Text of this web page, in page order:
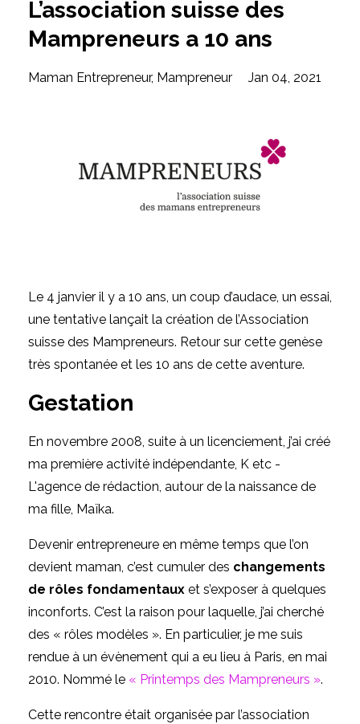
L’association suisse des
Mampreneurs a 10 ans
Maman Entrepreneur Mampreneur Jan 04, 2021
Le 4 janvier il y a 10 ans, un coup d’audace, un essai,
une tentative lançait la création de l’Association
suisse des Mampreneurs. Retour sur cette genèse
très spontanée et les 10 ans de cette aventure.
Gestation
En novembre 2008, suite à un licenciement, j’ai créé
ma première activité indépendante, K etc -
L'agence de rédaction , autour de la naissance de
ma fille, Maïka.
Devenir entrepreneure en même temps que l’on
devient maman, c’est cumuler des changements
de rôles fondamentaux et s’exposer à quelques
inconforts. C’est la raison pour laquelle, j’ai cherché
des « rôles modèles ». En particulier, je me suis
rendue à un évènement qui a eu lieu à Paris, en mai
2010. Nommé le « Printemps des Mampreneurs ».
Cette rencontre était organisée par l’association